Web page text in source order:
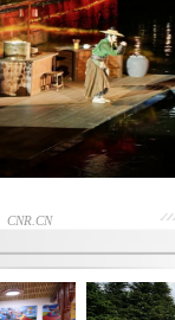
外地。
话叫我查看低息贷款
时涨价，涉嫌欺诈消费
还定金。
支付2000元定金，去
题车，厂家不退还定
现在让退定金不退
车辆根本没有生产，
通即可取消订单。
CNR.CN